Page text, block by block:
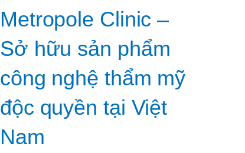
Metropole Clinic –
Sở hữu sản phẩm
công nghệ thẩm mỹ
độc quyền tại Việt
Nam